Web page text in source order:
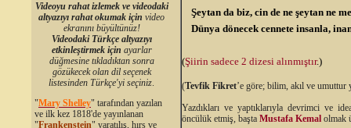
Videoyu rahat izlemek ve videodaki
altyazıyı rahat okumak için video
ekranını büyültünüz!
Videodaki Türkçe altyazıyı
etkinleştirmek için ayarlar
düğmesine tıkladıktan sonra
gözükecek olan dil seçenek
listesinden Türkçe'yi seçiniz.
"Mary Shelley" tarafından yazılan
ve ilk kez 1818'de yayınlanan
"Frankenstein" yaratılış, hırs ve
Şeytan da biz, cin de ne şeytan ne
Dünya dönecek cennete insanla,
(Şiirin sadece 2 dizesi alınmıştır.)
(Tevfik Fikret’e göre; bilim, akıl ve umuttur
Yazdıkları ve yaptıklarıyla devrimci ve
öncülük etmiş, başta Mustafa Kemal olmak